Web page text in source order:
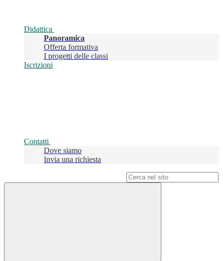
Didattica
Panoramica
Offerta formativa
I progetti delle classi
Iscrizioni
Contatti
Dove siamo
Invia una richiesta